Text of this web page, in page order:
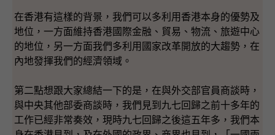
在香港有這樣的背景，我們可以多利用香港本身的優勢及
地位，一方面維持香港國際金融、貿易、物流、旅遊中心
的地位，另一方面我們多利用國家改革開放的大趨勢，在
內地發揮我們的經濟領域。
第二點想跟大家總結一下的是，在與外交部官員商談時，
與中央其他部委商談時，我們見到九七回歸之前十多年的
工作已經非常奏效，現時九七回歸之後這五年多，我們本